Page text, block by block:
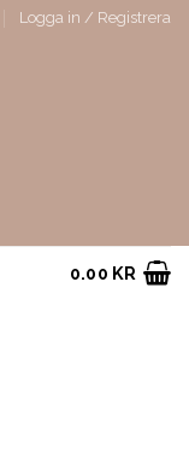
Logga in / Registrera
0.00 KR